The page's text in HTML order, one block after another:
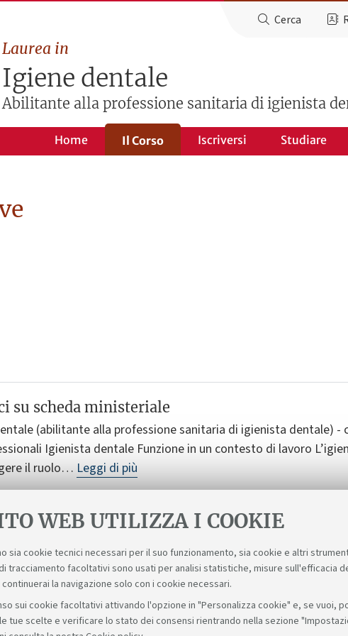
WEB UTILIZZA I COOKIE
sia cookie tecnici necessari per il suo funzionamento, sia cookie e altri
tracciamento facoltativi sono usati per analisi statistiche, misure sull'efficacia
la navigazione solo con i cookie necessari.
sui cookie facoltativi attivando l'opzione in "Personalizza cookie" e, se vuoi,
tue scelte e verificare lo stato dei consensi rientrando nella sezione
Cerca
Laurea in
Igiene dentale
Abilitante alla professione sanitaria di igienista
Home Il Corso Iscriversi Studiare
su scheda ministeriale
(abilitante alla professione sanitaria di igienista dentale) -
Igienista dentale Funzione in un contesto di lavoro
il ruolo… Leggi di più